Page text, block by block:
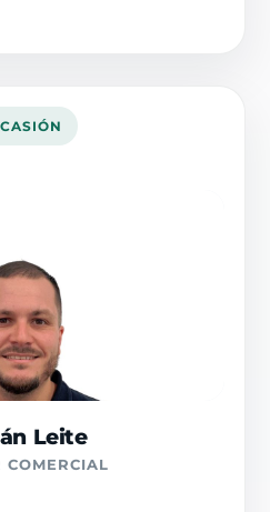
Leite
COMERCIAL